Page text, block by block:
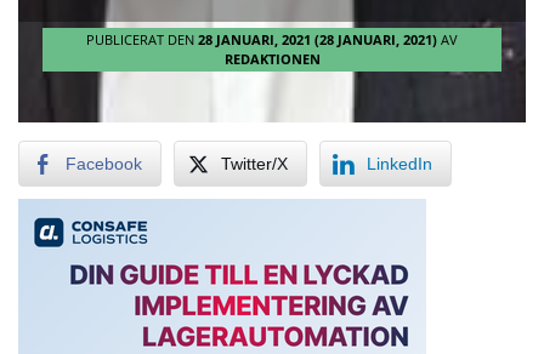
PUBLICERAT DEN 28 JANUARI, 2021 (28 JANUARI, 2021) AV
REDAKTIONEN
Facebook Twitter/X LinkedIn